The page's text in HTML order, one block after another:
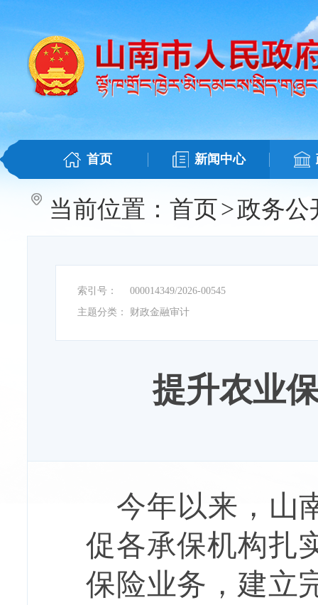
首页 新闻中心
当前位置： 首页>政务公
索引号：
000014349/2026-00545
主题分类：
财政金融审计
提升农业
今年以来，山
促各承保机构扎
保险业务，建立